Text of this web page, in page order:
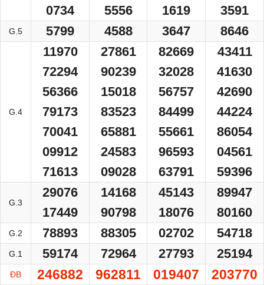
0734
5556
1619
3591
G.5 5799 4588 3647 8646
G.4
11970
72294
56366
79173
70041
09912
71613
27861
90239
15018
83523
65881
24583
09028
82669
32028
56757
84499
55661
96593
63791
43411
41630
42690
44224
86054
04561
59396
G.3
29076
17449
14168
90798
45143
18076
89947
80160
G.2 78893 88305 02702 54718
G.1 59174 72964 27793 25194
ĐB 246882 962811 019407 203770